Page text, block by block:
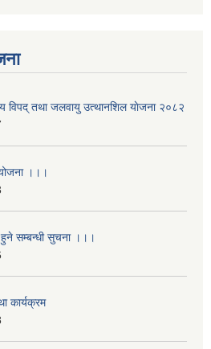
विपद् तथा जलवायु उत्थानशिल याेजना २०८२
योजना ।।।
हुने सम्बन्धी सुचना ।।।
कार्यक्रम